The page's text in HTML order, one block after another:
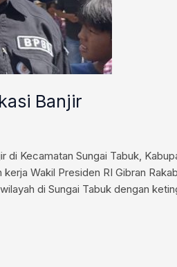
Banjir
Kecamatan Sungai Tabuk,
Wakil Presiden RI Gibran
di Sungai Tabuk dengan